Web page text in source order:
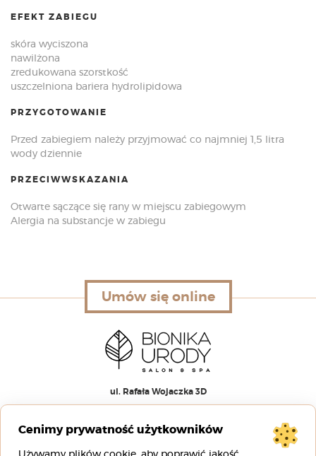
EFEKT ZABIEGU
skóra wyciszona
nawilżona
zredukowana szorstkość
uszczelniona bariera hydrolipidowa
PRZYGOTOWANIE
Przed zabiegiem należy przyjmować co najmniej 1,5 litra
wody dziennie
PRZECIWWSKAZANIA
Otwarte sączące się rany w miejscu zabiegowym
Alergia na substancje w zabiegu
Umów się online
Umów się online
ul. Rafała Wojaczka 3D
Cenimy prywatność użytkowników